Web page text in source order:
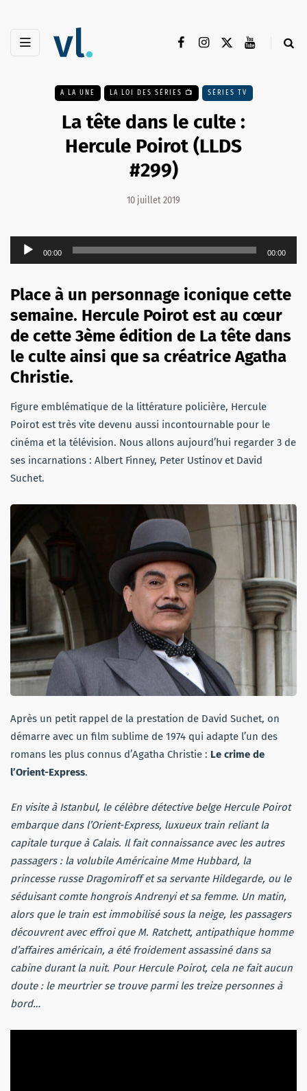
A LA UNE LA LOI DES SÉRIES 📺 SÉRIES TV
La tête dans le culte :
Hercule Poirot (LLDS
#299)
10 juillet 2019
Lecteur
audio
00:00 00:00
Place à un personnage iconique cette
semaine. Hercule Poirot est au cœur
de cette 3ème édition de La tête dans
le culte ainsi que sa créatrice Agatha
Christie.
Figure emblématique de la littérature policière, Hercule
Poirot est très vite devenu aussi incontournable pour le
cinéma et la télévision. Nous allons aujourd’hui regarder 3 de
ses incarnations : Albert Finney, Peter Ustinov et David
Suchet.
Après un petit rappel de la prestation de David Suchet, on
démarre avec un film sublime de 1974 qui adapte l’un des
romans les plus connus d’Agatha Christie : Le crime de
l’Orient-Express.
En visite à Istanbul, le célèbre détective belge Hercule Poirot
embarque dans l’Orient-Express, luxueux train reliant la
capitale turque à Calais. Il fait connaissance avec les autres
passagers : la volubile Américaine Mme Hubbard, la
princesse russe Dragomiroff et sa servante Hildegarde, ou le
séduisant comte hongrois Andrenyi et sa femme. Un matin,
alors que le train est immobilisé sous la neige, les passagers
découvrent avec effroi que M. Ratchett, antipathique homme
d’affaires américain, a été froidement assassiné dans sa
cabine durant la nuit. Pour Hercule Poirot, cela ne fait aucun
doute : le meurtrier se trouve parmi les treize personnes à
bord…